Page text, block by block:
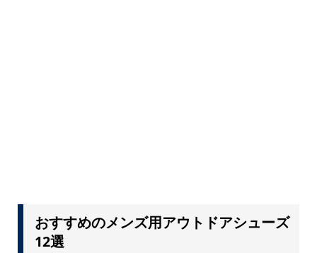
おすすめのメンズ用アウトドアシューズ
12選